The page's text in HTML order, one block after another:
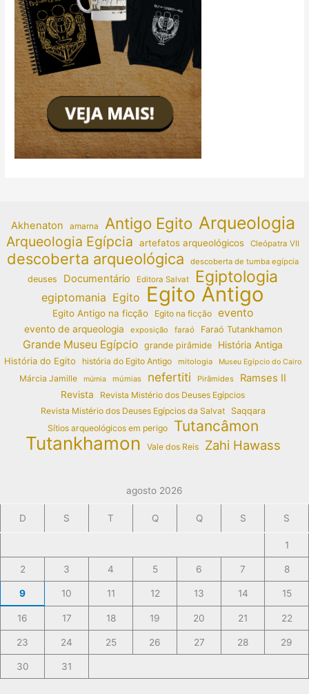
Akhenaton amarna Antigo Egito Arqueologia
Arqueologia Egípcia artefatos arqueológicos Cleópatra VII
descoberta arqueológica descoberta de tumba egípcia
deuses Documentário Editora Salvat Egiptologia
egiptomania Egito Egito Antigo
Egito Antigo na ficção Egito na ficção evento
evento de arqueologia exposição faraó Faraó Tutankhamon
Grande Museu Egípcio grande pirâmide
História Antiga
História do Egito
história do Egito Antigo mitologia Museu Egípcio do Cairo
Márcia Jamille múmia múmias nefertiti Pirâmides Ramses II
Revista
Revista Mistério dos Deuses Egípcios
Revista Mistério dos Deuses Egípcios da Salvat
Saqqara
Sítios arqueológicos em perigo
Tutancâmon
Tutankhamon Vale dos Reis Zahi Hawass
agosto 2026
D S T Q Q S S
1
2 3 4 5 6 7 8
9 10 11 12 13 14 15
16 17 18 19 20 21 22
23 24 25 26 27 28 29
30 31